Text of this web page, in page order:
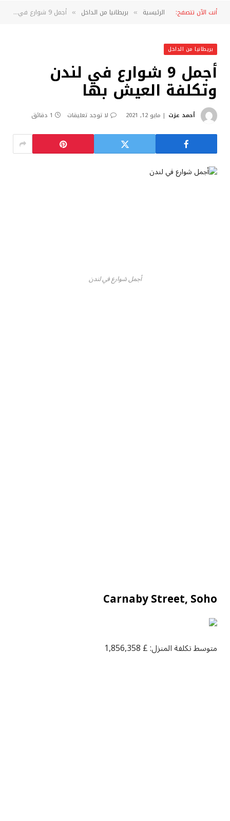
أنت الآن تتصفح: الرئيسية » بريطانيا من الداخل » أجمل 9 شوارع في لندن وتكلفة العيش بها
بريطانيا من الداخل
أجمل 9 شوارع في لندن
وتكلفة العيش بها
أحمد عزت مايو 12, 2021 لا توجد تعليقات 1 دقائق
أجمل شوارع في لندن
Carnaby Street, Soho
متوسط تكلفة المنزل: £ 1,856,358